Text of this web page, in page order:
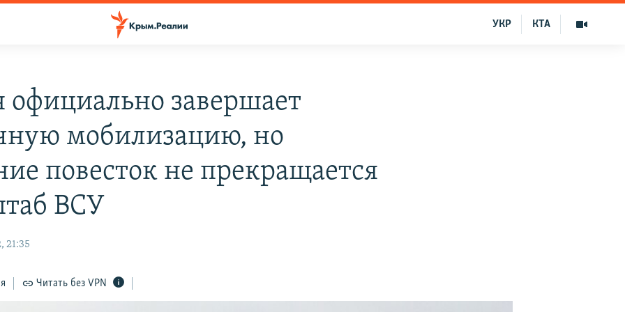
КТА
УКР
официально завершает
мобилизацию, но
повесток не прекращается
ВСУ
21:35
Читать без VPN